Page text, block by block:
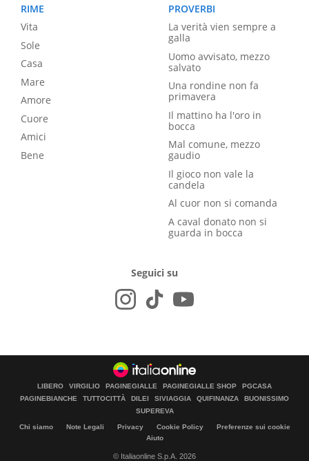
RIME
Vita
Sole
Casa
Mare
Amore
Cuore
Amici
Bene
PROVERBI
La verità vien sempre a
galla
Uomo avvisato, mezzo
salvato
Una rondine non fa
primavera
Il mattino ha l'oro in
bocca
Mal comune, mezzo
gaudio
Il gioco non vale la
candela
Al cuor non si comanda
A caval donato non si
guarda in bocca
Seguici su
LIBERO VIRGILIO PAGINEGIALLE PAGINEGIALLE SHOP
PGCASA
PAGINEBIANCHE
TUTTOCITTÀ DILEI SIVIAGGIA QUIFINANZA
BUONISSIMO
SUPEREVA
Chi siamo Note Legali Privacy Cookie Policy
Preferenze sui cookie
Aiuto
© Italiaonline S.p.A. 2026